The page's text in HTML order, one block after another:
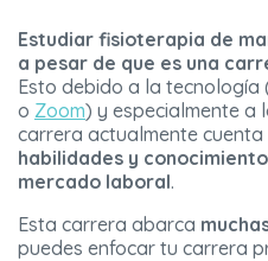
Estudiar fisioterapia de
a pesar de que es una
Esto debido a la
o Zoom) y especialmente a
carrera actualmente
habilidades y
mercado laboral.
Esta carrera abarca
puedes enfocar tu carrera